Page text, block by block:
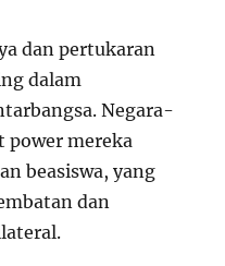
dan pertukaran
dalam
Negara-
power mereka
beasiswa, yang
dan